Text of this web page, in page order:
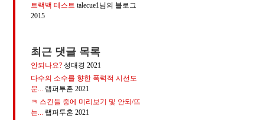
트랙백 테스트 talecue1님의 블로그
2015
최근 댓글 목록
안되나요? 성대경 2021
다수의 소수를 향한 폭력적 시선도
문... 랩퍼투혼 2021
ㅋ 스킨들 중에 미리보기 및 안되/뜨
는...
랩퍼투혼 2021